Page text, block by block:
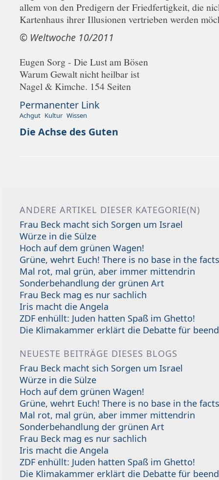
allem von den Predigern der Friedfertigkeit, die
Kartenhaus ihrer Illusionen vertrieben werden
© Weltwoche 10/2011
Eugen Sorg - Die Lust am Bösen
Warum Gewalt nicht heilbar ist
Nagel & Kimche. 154 Seiten
Permanenter Link
Achgut Kultur Wissen
Die Achse des Guten
ANDERE ARTIKEL DIESER KATEGORIE(N)
Frau Beck macht sich Sorgen um Israel
Würze in die Sülze
Hoch auf dem grünen Wagen!
Grüne, wehrt Euch! There is no base in the
Mal rot, mal grün, aber immer mittendrin
Sonderbehandlung der grünen Art
Frau Beck mag es nur sachlich
Iris macht die Angela
ZDF enhüllt: Juden hatten Spaß im Ghetto!
Die Klimakammer erklärt die Debatte für
NEUESTE BEITRÄGE DIESES BLOGS
Frau Beck macht sich Sorgen um Israel
Würze in die Sülze
Hoch auf dem grünen Wagen!
Grüne, wehrt Euch! There is no base in the
Mal rot, mal grün, aber immer mittendrin
Sonderbehandlung der grünen Art
Frau Beck mag es nur sachlich
Iris macht die Angela
ZDF enhüllt: Juden hatten Spaß im Ghetto!
Die Klimakammer erklärt die Debatte für